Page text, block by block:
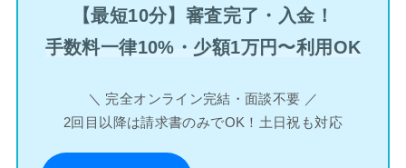
【最短10分】審査完了・入金！
手数料一律10%・少額1万円〜利用OK
＼ 完全オンライン完結・面談不要 ／
2回目以降は請求書のみでOK！土日祝も対応